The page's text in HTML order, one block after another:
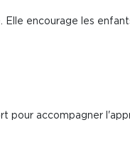
encourage les
pour accompagner